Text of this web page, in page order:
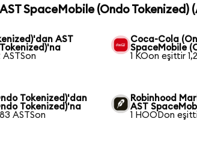
SpaceMobile (Ondo Tokenized)
AST
ASTSon
Coca-Cola
SpaceMobile
1 KOon eşittir
Tokenized)'dan
Tokenized)'na
ASTSon
Robinhood
AST
1 HOODon